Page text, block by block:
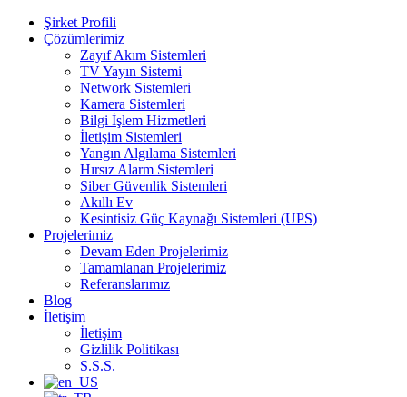
Şirket Profili
Çözümlerimiz
Zayıf Akım Sistemleri
TV Yayın Sistemi
Network Sistemleri
Kamera Sistemleri
Bilgi İşlem Hizmetleri
İletişim Sistemleri
Yangın Algılama Sistemleri
Hırsız Alarm Sistemleri
Siber Güvenlik Sistemleri
Akıllı Ev
Kesintisiz Güç Kaynağı Sistemleri (UPS)
Projelerimiz
Devam Eden Projelerimiz
Tamamlanan Projelerimiz
Referanslarımız
Blog
İletişim
İletişim
Gizlilik Politikası
S.S.S.